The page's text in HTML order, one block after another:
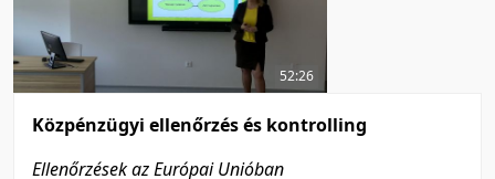
Feltöltés dátuma szerint
Feltöltés dátuma szerint
Utolsó módosítás szerint
Utolsó módosítás szerint
50 tétel/oldal
100 tétel/oldal
52:26
Közpénzügyi ellenőrzés és kontrolling
Ellenőrzések az Európai Unióban